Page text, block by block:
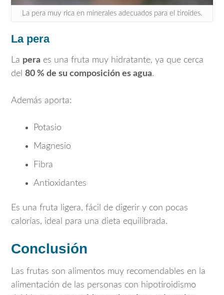
La pera muy rica en minerales adecuados para el tiroides.
La pera
La pera es una fruta muy hidratante, ya que cerca
del 80 % de su composición es agua.
Además aporta:
Potasio
Magnesio
Fibra
Antioxidantes
Es una fruta ligera, fácil de digerir y con pocas
calorías, ideal para una dieta equilibrada.
Conclusión
Las frutas son alimentos muy recomendables en la
alimentación de las personas con hipotiroidismo